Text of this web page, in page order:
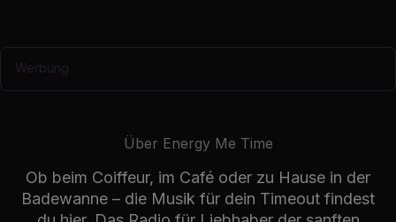
Werbung
Über Energy Me Time
Ob beim Coiffeur, im Café oder zu Hause in der
Badewanne – die Musik für dein Timeout findest